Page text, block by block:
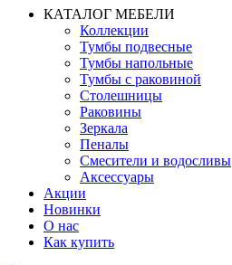
КАТАЛОГ МЕБЕЛИ
Коллекции
Тумбы подвесные
Тумбы напольные
Тумбы с раковиной
Столешницы
Раковины
Зеркала
Пеналы
Смесители и водосливы
Аксессуары
Акции
Новинки
О нас
Как купить